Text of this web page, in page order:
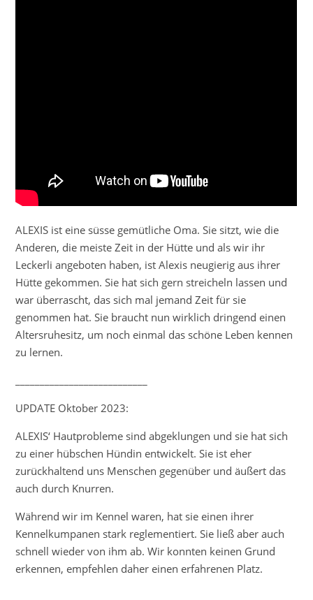
ALEXIS ist eine süsse gemütliche Oma. Sie sitzt, wie die
Anderen, die meiste Zeit in der Hütte und als wir ihr
Leckerli angeboten haben, ist Alexis neugierig aus ihrer
Hütte gekommen. Sie hat sich gern streicheln lassen und
war überrascht, das sich mal jemand Zeit für sie
genommen hat. Sie braucht nun wirklich dringend einen
Altersruhesitz, um noch einmal das schöne Leben kennen
zu lernen.
UPDATE Oktober 2023:
ALEXIS‘ Hautprobleme sind abgeklungen und sie hat sich
zu einer hübschen Hündin entwickelt. Sie ist eher
zurückhaltend uns Menschen gegenüber und äußert das
auch durch Knurren.
Während wir im Kennel waren, hat sie einen ihrer
Kennelkumpanen stark reglementiert. Sie ließ aber auch
schnell wieder von ihm ab. Wir konnten keinen Grund
erkennen, empfehlen daher einen erfahrenen Platz.